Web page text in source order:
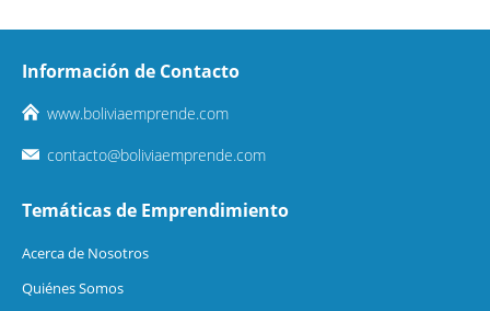
Información de Contacto
www.boliviaemprende.com
contacto@boliviaemprende.com
Temáticas de Emprendimiento
Acerca de Nosotros
Quiénes Somos